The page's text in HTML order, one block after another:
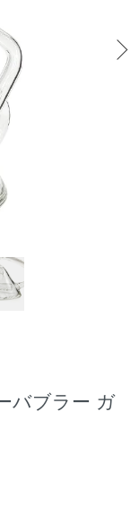
バブラー ガ